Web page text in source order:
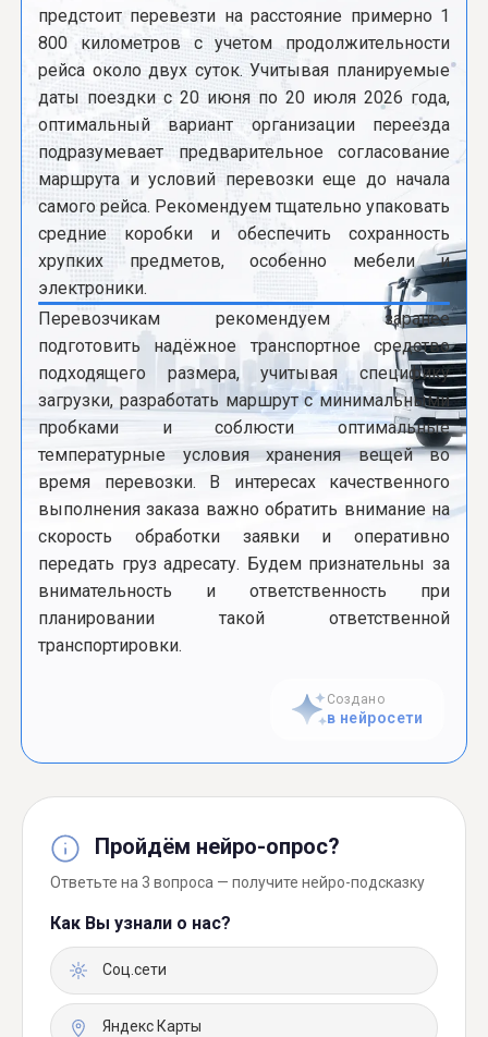
предстоит перевезти на расстояние примерно 1
800 километров с учетом продолжительности
рейса около двух суток. Учитывая планируемые
даты поездки с 20 июня по 20 июля 2026 года,
оптимальный вариант организации переезда
подразумевает предварительное согласование
маршрута и условий перевозки еще до начала
самого рейса. Рекомендуем тщательно упаковать
средние коробки и обеспечить сохранность
хрупких предметов, особенно мебели и
электроники.
Перевозчикам рекомендуем заранее
подготовить надёжное транспортное средство
подходящего размера, учитывая специфику
загрузки, разработать маршрут с минимальными
пробками и соблюсти оптимальные
температурные условия хранения вещей во
время перевозки. В интересах качественного
выполнения заказа важно обратить внимание на
скорость обработки заявки и оперативно
передать груз адресату. Будем признательны за
внимательность и ответственность при
планировании такой ответственной
транспортировки.
Создано
в нейросети
Пройдём нейро-опрос?
Ответьте на 3 вопроса — получите нейро-подсказку
Как Вы узнали о нас?
Соц.сети
Яндекс Карты